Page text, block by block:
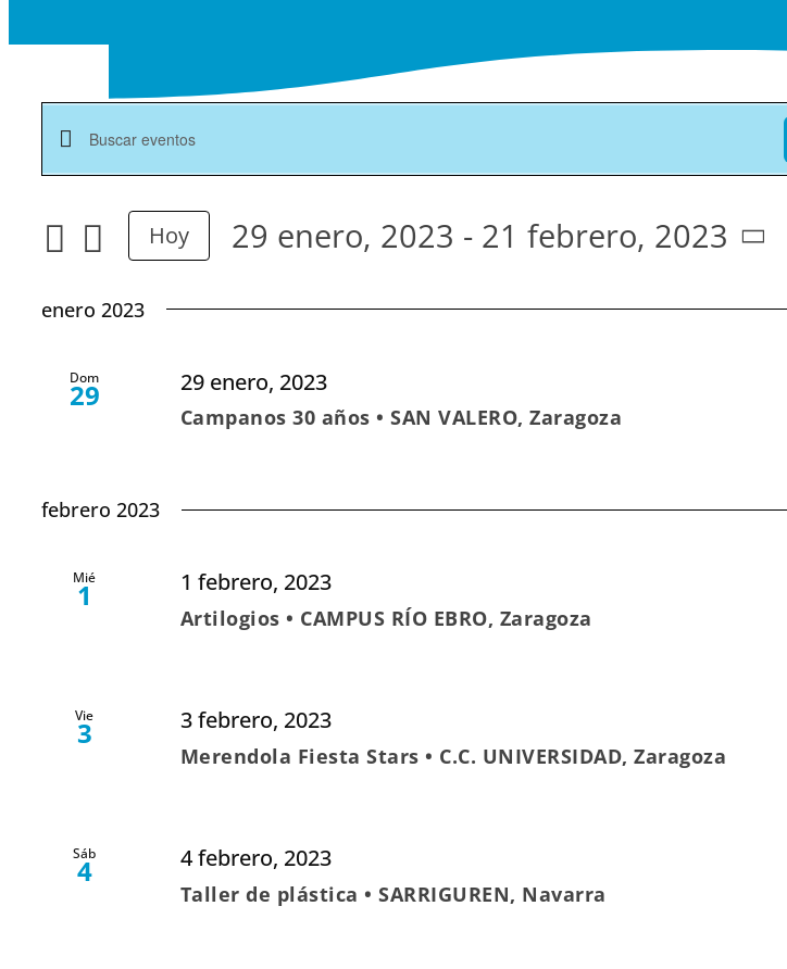
Navegación
búsqueda
y
vistas
Eventos
Introduce
la
para
palabra
clave.
Hoy 29 enero, 2023 - 21 febrero, 2023
fecha.
enero 2023
Dom
29 29 enero, 2023
Campanos 30 años • SAN VALERO, Zaragoza
febrero 2023
Mié
1 1 febrero, 2023
Artilogios • CAMPUS RÍO EBRO, Zaragoza
Vie
3 3 febrero, 2023
Merendola Fiesta Stars • C.C. UNIVERSIDAD, Zaragoza
Sáb
4 4 febrero, 2023
Taller de plástica • SARRIGUREN, Navarra